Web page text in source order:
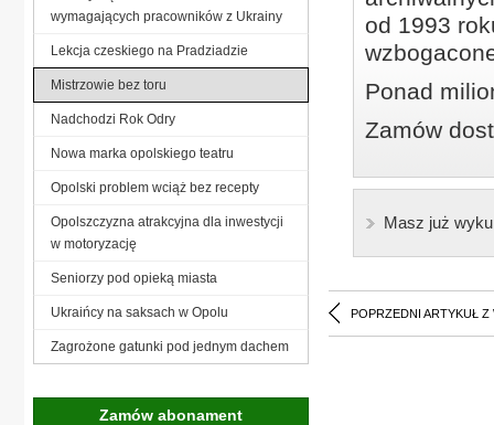
od 1993
Ponad
Zamów
Masz już
POPRZEDNI ARTYKUŁ Z
wymagających pracowników z Ukrainy
Lekcja czeskiego na Pradziadzie
Mistrzowie bez toru
Nadchodzi Rok Odry
Nowa marka opolskiego teatru
Opolski problem wciąż bez recepty
Opolszczyzna atrakcyjna dla inwestycji
w motoryzację
Seniorzy pod opieką miasta
Ukraińcy na saksach w Opolu
Zagrożone gatunki pod jednym dachem
Zamów abonament